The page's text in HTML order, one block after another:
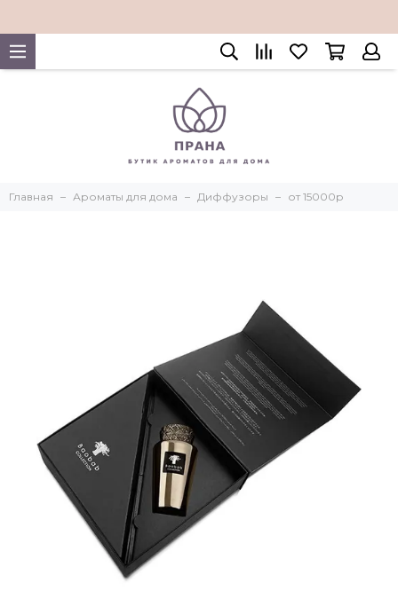
Главная Ароматы для дома Диффузоры от 15000р